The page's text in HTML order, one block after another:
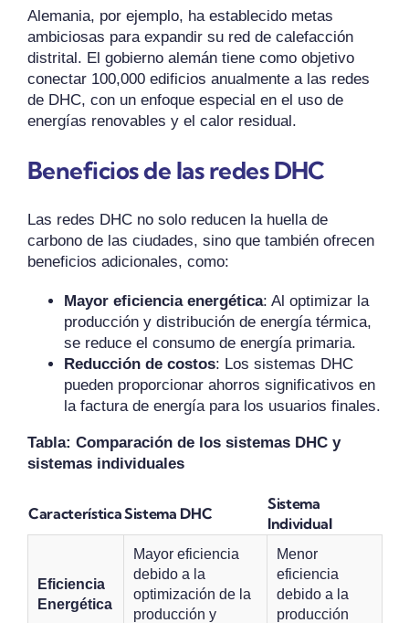
Alemania, por ejemplo, ha establecido metas
ambiciosas para expandir su red de calefacción
distrital. El gobierno alemán tiene como objetivo
conectar 100,000 edificios anualmente a las redes
de DHC, con un enfoque especial en el uso de
energías renovables y el calor residual.
Beneficios de las redes DHC
Las redes DHC no solo reducen la huella de
carbono de las ciudades, sino que también ofrecen
beneficios adicionales, como:
Mayor eficiencia energética: Al optimizar la
producción y distribución de energía térmica,
se reduce el consumo de energía primaria.
Reducción de costos: Los sistemas DHC
pueden proporcionar ahorros significativos en
la factura de energía para los usuarios finales.
Tabla: Comparación de los sistemas DHC y
sistemas individuales
CaracterísticaSistema DHC
Sistema
Individual
Eficiencia
Energética
Mayor eficiencia
debido a la
optimización de la
producción y
Menor
eficiencia
debido a la
producción